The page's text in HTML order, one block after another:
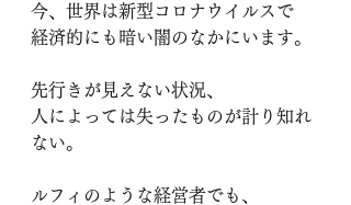
今、世界は新型コロナウイルスで
経済的にも暗い闇のなかにいます。
先行きが見えない状況、
人によっては失ったものが計り知れ
ない。
ルフィのような経営者でも、